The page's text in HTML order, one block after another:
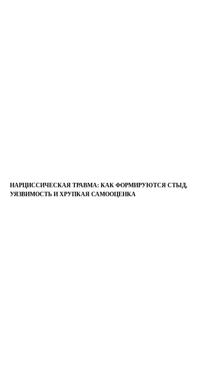
НАРЦИССИЧЕСКАЯ ТРАВМА: КАК ФОРМИРУЮТСЯ СТЫД,
УЯЗВИМОСТЬ И ХРУПКАЯ САМООЦЕНКА